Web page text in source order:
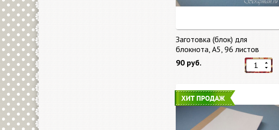
Заготовка (блок) для
блокнота, А5, 96 листов
90 руб.